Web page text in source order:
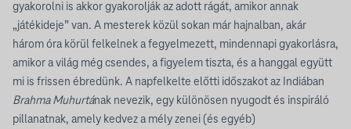
gyakorolni is akkor gyakorolják az adott rágát, amikor annak
„játékideje” van. A mesterek közül sokan már hajnalban, akár
három óra körül felkelnek a fegyelmezett, mindennapi gyakorlásra,
amikor a világ még csendes, a figyelem tiszta, és a hanggal együtt
mi is frissen ébredünk. A napfelkelte előtti időszakot az Indiában
Brahma Muhurtának nevezik, egy különösen nyugodt és inspiráló
pillanatnak, amely kedvez a mély zenei (és egyéb)